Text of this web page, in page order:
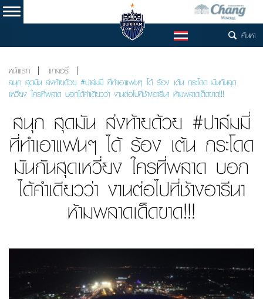
TH ค้นหา
หน้าแรก
แกลอรี่
สนุก สุดมัน ส่งท้ายด้วย #ปาล์มมี่ ที่ทำเอาแฟนๆ ได้ ร้อง เต้น กระโดด มันกันสุด
เหวี่ยง ใครที่พลาด บอกได้คำเดียวว่า งานต่อไปที่ช้างอารีนา ห้ามพลาดเด็ดขาด!!!
สนุก สุดมัน ส่งท้ายด้วย #ปาล์มมี่
ที่ทำเอาแฟนๆ ได้ ร้อง เต้น กระโดด
มันกันสุดเหวี่ยง ใครที่พลาด บอก
ได้คำเดียวว่า งานต่อไปที่ช้างอารีนา
ห้ามพลาดเด็ดขาด!!!